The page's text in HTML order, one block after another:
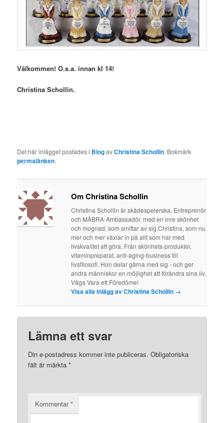
Välkommen! O.s.a. innan kl 14!
Christina Schollin.
Det här inlägget postades i BlogavChristina Schollin. Bokmärk
permalänken.
Om Christina Schollin
Christina Schollin är skådespelerska, Entreprenör
och MÅBRA-Ambassadör, med en inre skönhet
och mognad, som smittar av sig.Christina, som nu
mer och mer växlar in på allt som har med
livskvalitet att göra. Från skönhets-produkter,
vitaminpreparat, anti-aging-business till
livsfilosofi. Hon delar gärna med sig - och ger
andra människor en möjlighet att förändra sina liv.
Våga Vara ett Föredöme!
Visa alla inlägg av Christina Schollin →
Lämna ett svar
Din e-postadress kommer inte publiceras. Obligatoriska
fält är märkta*
Kommentar*